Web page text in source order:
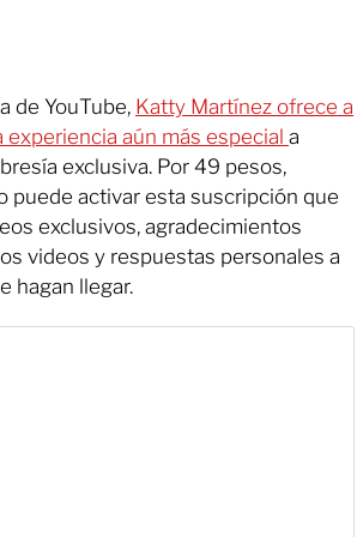
de YouTube, Katty Martínez ofrece a
aún más especial a
exclusiva. Por 49 pesos,
puede activar esta suscripción que
exclusivos, agradecimientos
videos y respuestas personales a
hagan llegar.